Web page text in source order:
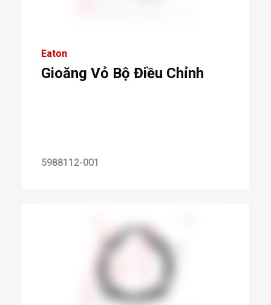
Eaton
Gioăng Vỏ Bộ Điều Chỉnh
5988112-001